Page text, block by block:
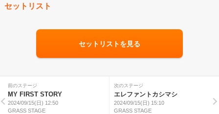
セットリスト
セットリストを見る
前のステージ
MY FIRST STORY
2024/09/15(日) 12:50
GRASS STAGE
次のステージ
エレファントカシマシ
2024/09/15(日) 15:10
GRASS STAGE